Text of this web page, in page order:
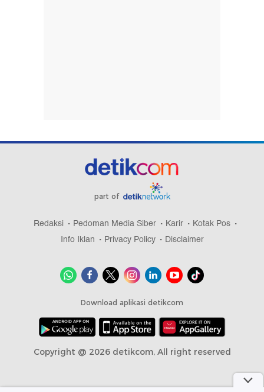
part of
Redaksi Pedoman Media Siber Karir
Kotak Pos
Info Iklan
Privacy Policy Disclaimer
Download aplikasi detikcom
Copyright @ 2026 detikcom, All right reserved